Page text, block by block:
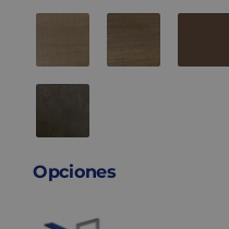
Opciones